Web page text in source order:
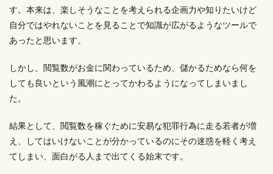
す。本来は、楽しそうなことを考えられる企画力や知りたいけど
自分ではやれないことを見ることで知識が広がるようなツールで
あったと思います。
しかし、閲覧数がお金に関わっているため、儲かるためなら何を
しても良いという風潮にとってかわるようになってしまいまし
た。
結果として、閲覧数を稼ぐために安易な犯罪行為に走る若者が増
え、してはいけないことが分かっているのにその迷惑を軽く考え
てしまい、面白がる人まで出てくる始末です。